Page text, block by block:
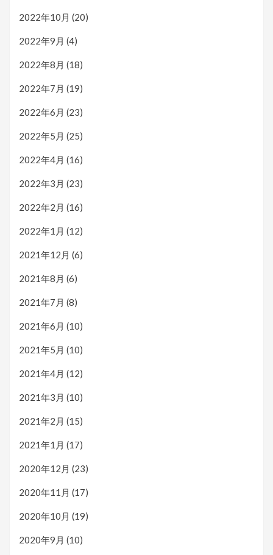
2022年10月 (20)
2022年9月 (4)
2022年8月 (18)
2022年7月 (19)
2022年6月 (23)
2022年5月 (25)
2022年4月 (16)
2022年3月 (23)
2022年2月 (16)
2022年1月 (12)
2021年12月 (6)
2021年8月 (6)
2021年7月 (8)
2021年6月 (10)
2021年5月 (10)
2021年4月 (12)
2021年3月 (10)
2021年2月 (15)
2021年1月 (17)
2020年12月 (23)
2020年11月 (17)
2020年10月 (19)
2020年9月 (10)